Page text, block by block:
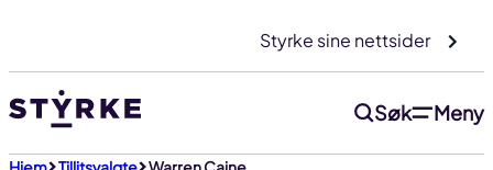
innhold
Styrke sine nettsider
Søk Meny
Til toppen